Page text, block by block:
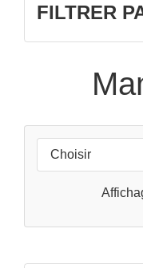
FILTRER
Choisir